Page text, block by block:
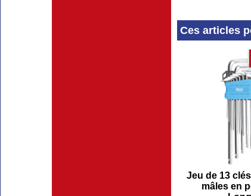
Ces articles
Jeu de 13
mâles en